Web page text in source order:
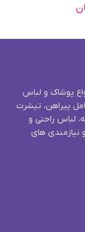
پوشاک و لباس
پیراهن، تیشرت
لباس راحتی و
های